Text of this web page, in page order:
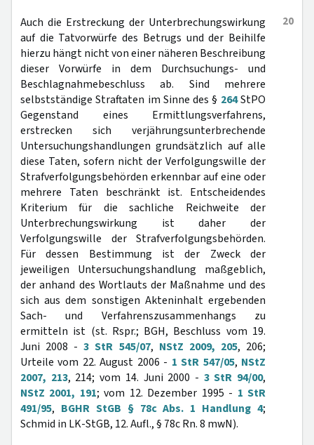
20
Auch die Erstreckung der Unterbrechungswirkung
auf die Tatvorwürfe des Betrugs und der Beihilfe
hierzu hängt nicht von einer näheren Beschreibung
dieser Vorwürfe in dem Durchsuchungs- und
Beschlagnahmebeschluss ab. Sind mehrere
selbstständige Straftaten im Sinne des § 264StPO
Gegenstand eines Ermittlungsverfahrens,
erstrecken sich verjährungsunterbrechende
Untersuchungshandlungen grundsätzlich auf alle
diese Taten, sofern nicht der Verfolgungswille der
Strafverfolgungsbehörden erkennbar auf eine oder
mehrere Taten beschränkt ist. Entscheidendes
Kriterium für die sachliche Reichweite der
Unterbrechungswirkung ist daher der
Verfolgungswille der Strafverfolgungsbehörden.
Für dessen Bestimmung ist der Zweck der
jeweiligen Untersuchungshandlung maßgeblich,
der anhand des Wortlauts der Maßnahme und des
sich aus dem sonstigen Akteninhalt ergebenden
Sach- und Verfahrenszusammenhangs zu
ermitteln ist (st. Rspr.; BGH, Beschluss vom 19.
Juni 2008 -3 StR 545/07, NStZ 2009, 205, 206;
Urteile vom 22. August 2006 - 1 StR 547/05, NStZ
2007, 213, 214; vom 14. Juni 2000 - 3 StR 94/00,
NStZ 2001, 191; vom 12. Dezember 1995 - 1 StR
491/95, BGHR StGB § 78c Abs. 1 Handlung 4;
Schmid in LK-StGB, 12. Aufl., § 78c Rn. 8 mwN).